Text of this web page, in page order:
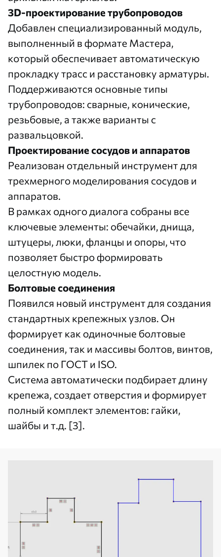
3D-проектирование трубопроводов
Добавлен специализированный модуль,
выполненный в формате Мастера,
который обеспечивает автоматическую
прокладку трасс и расстановку арматуры.
Поддерживаются основные типы
трубопроводов: сварные, конические,
резьбовые, а также варианты с
развальцовкой.
Проектирование сосудов и аппаратов
Реализован отдельный инструмент для
трехмерного моделирования сосудов и
аппаратов.
В рамках одного диалога собраны все
ключевые элементы: обечайки, днища,
штуцеры, люки, фланцы и опоры, что
позволяет быстро формировать
целостную модель.
Болтовые соединения
Появился новый инструмент для создания
стандартных крепежных узлов. Он
формирует как одиночные болтовые
соединения, так и массивы болтов, винтов,
шпилек по ГОСТ и ISO.
Система автоматически подбирает длину
крепежа, создает отверстия и формирует
полный комплект элементов: гайки,
шайбы и т.д. [3].